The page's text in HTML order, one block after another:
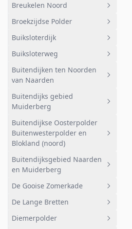
Noord-oost
Oost
Midden
West
Zuid
Amsteldijk Zuid
Amstelveen
BP Huis Te Vraag
Geheel afwateringsgebied
Breukelen boezempeil
Breukelen Noord
Geheel afwateringsgebied
Breukelen Noord
Landelijk
Broekzijdse Polder
Geheel afwateringsgebied
Landelijk
Abcoude
Buiksloterdijk
Geheel afwateringsgebied
Buiksloterdijk
Buiksloterweg
Geheel afwateringsgebied
Buitendijken ten Noorden
van Naarden
Geheel afwateringsgebied
Schapenmeent
Haverland
Buitendijks gebied
Muiderberg
Geheel afwateringsgebied
Buitendijks gebied
Buitendijkse Oosterpolder
Buitenwesterpolder en
Blokland (noord)
Geheel afwateringsgebied
Bemalen gebied
Buitendijksgebied Naarden
en Muiderberg
Geheel afwateringsgebied
Buitendijksgebied Naarden en
Muiderberg
De Gooise Zomerkade
Geheel afwateringsgebied
De Gooise Zomerkade
De Lange Bretten
Geheel afwateringsgebied
Diemerpolder